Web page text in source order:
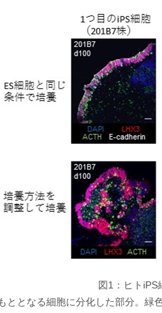
図1：ヒトiPS
ととなる細胞に分化した部分。緑